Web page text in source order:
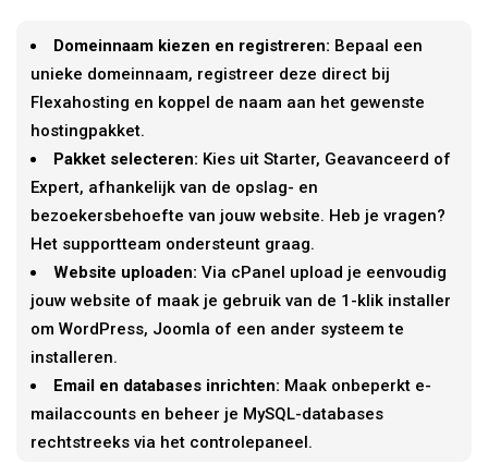
Domeinnaam kiezen en registreren: Bepaal een
unieke domeinnaam, registreer deze direct bij
Flexahosting en koppel de naam aan het gewenste
hostingpakket.
Pakket selecteren: Kies uit Starter, Geavanceerd of
Expert, afhankelijk van de opslag- en
bezoekersbehoefte van jouw website. Heb je vragen?
Het supportteam ondersteunt graag.
Website uploaden: Via cPanel upload je eenvoudig
jouw website of maak je gebruik van de 1-klik installer
om WordPress, Joomla of een ander systeem te
installeren.
Email en databases inrichten: Maak onbeperkt e-
mailaccounts en beheer je MySQL-databases
rechtstreeks via het controlepaneel.